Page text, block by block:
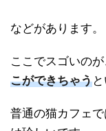
などがあります。
ここでスゴいのが
こができちゃう
普通の猫カフェ